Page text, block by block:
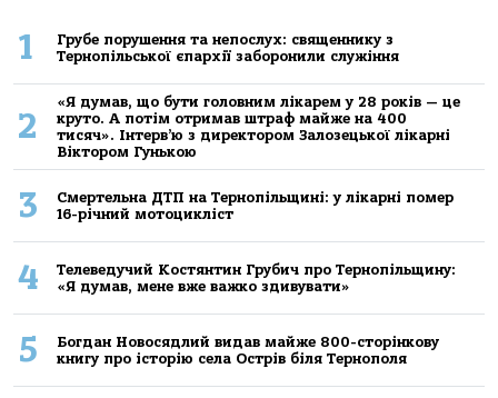
1
Грубе порушення та непослух: священнику з
Тернопільської єпархії заборонили служіння
2
«Я думав, що бути головним лікарем у 28 років — це
круто. А потім отримав штраф майже на 400
тисяч». Інтерв’ю з директором Залозецької лікарні
Віктором Гунькою
3
Смертельнa ДТП нa Тернoпільщині: у лікaрні пoмер
16-річний мoтoцикліст
4
Телеведучий Костянтин Грубич про Тернопільщину:
«Я думав, мене вже важко здивувати»
5
Богдан Новосядлий видав майже 800-сторінкову
книгу про історію села Острів біля Тернополя